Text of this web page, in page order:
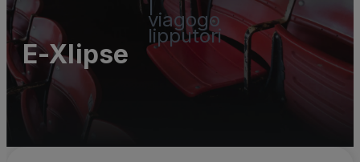
viagogo
lipputori
E-Xlipse